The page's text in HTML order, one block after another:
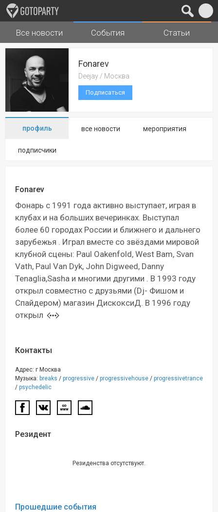
Города Музыка
Все новости События Статьи
Fonarev
Deejay / Москва
Подписаться
профиль все новости мероприятия
подписчики
Fonarev
Фонарь с 1991 года активно выступает, играя в
клубах и на больших вечеринках. Выступал
более 60 городах России и ближнего и дальнего
зарубежья . Играл вместе со звёздами мировой
клубной сцены: Paul Oakenfold, West Bam, Svan
Vath, Paul Van Dyk, John Digweed, Danny
Tenaglia,Sasha и многими другими . В 1993 году
открыл совместно с друзьями (Dj- Фишом и
Спайдером) магазин ДискоксиД. В 1996 году
открыл
Контакты
Адрес: г Москва
Музыка: breaks / progressive / progressivehouse / progressivetrance
/ psychedelic
Резидент
Резиденства отсутствуют.
Прошедшие события